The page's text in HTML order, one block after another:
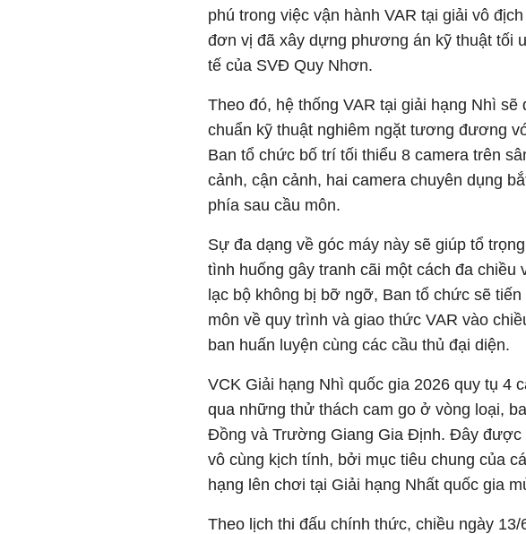
phú trong việc vận hành VAR tại giải vô
đơn vị đã xây dựng phương án kỹ thuật tối
tế của SVĐ Quy Nhơn.
Theo đó, hệ thống VAR tại giải hạng Nhì
chuẩn kỹ thuật nghiêm ngặt tương đương
Ban tổ chức bố trí tối thiểu 8 camera trên
cảnh, cận cảnh, hai camera chuyên dụng
phía sau cầu môn.
Sự đa dạng về góc máy này sẽ giúp tổ
tình huống gây tranh cãi một cách đa chiều
lạc bộ không bị bỡ ngỡ, Ban tổ chức sẽ
môn về quy trình và giao thức VAR vào
ban huấn luyện cùng các cầu thủ đại diện.
VCK Giải hạng Nhì quốc gia 2026 quy tụ 4
qua những thử thách cam go ở vòng loại,
Đồng và Trường Giang Gia Định. Đây được
vô cùng kịch tính, bởi mục tiêu chung của
hạng lên chơi tại Giải hạng Nhất quốc gia
Theo lịch thi đấu chính thức, chiều ngày